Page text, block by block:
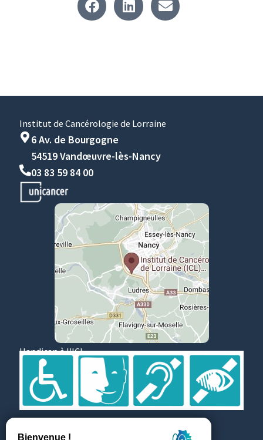
Institut de Cancérologie de Lorraine
6 Av. de Bourgogne
54519 Vandœuvre-lès-Nancy
03 83 59 84 00
Handicap à l'ICL